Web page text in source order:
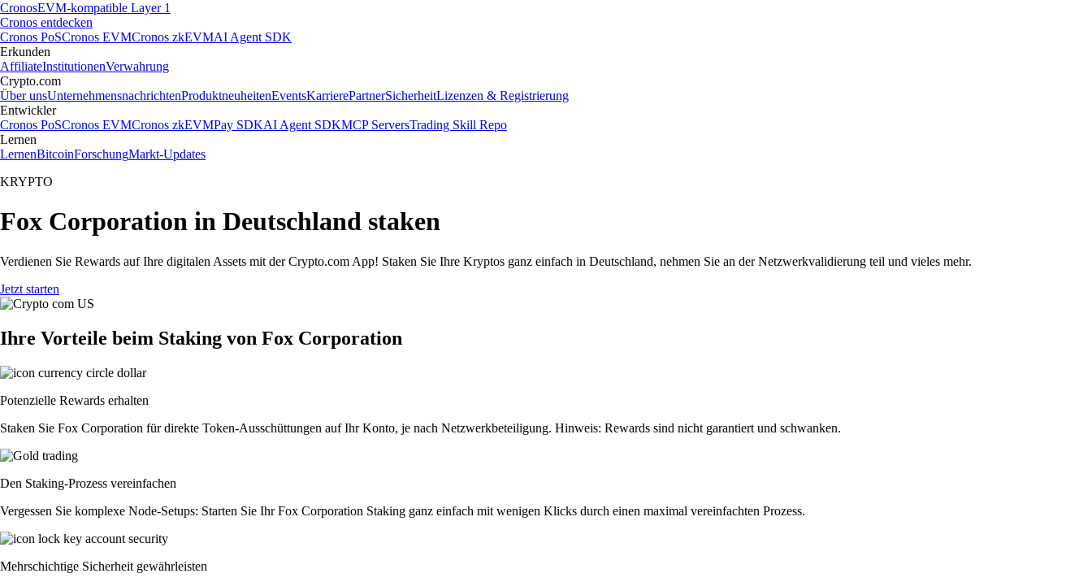
CronosEVM-kompatible Layer 1
Cronos entdecken
Cronos PoSCronos EVMCronos zkEVMAI Agent SDK
Erkunden
AffiliateInstitutionenVerwahrung
Crypto.com
Über unsUnternehmensnachrichtenProduktneuheitenEventsKarrierePartnerSicherheitLizenzen & Registrierung
Entwickler
Cronos PoSCronos EVMCronos zkEVMPay SDKAI Agent SDKMCP ServersTrading Skill Repo
Lernen
LernenBitcoinForschungMarkt-Updates
KRYPTO
Fox Corporation in Deutschland staken
Verdienen Sie Rewards auf Ihre digitalen Assets mit der Crypto.com App! Staken Sie Ihre Kryptos ganz einfach in Deutschland, nehmen Sie an der Netzwerkvalidierung teil und vieles mehr.
Jetzt starten
Ihre Vorteile beim Staking von Fox Corporation
Potenzielle Rewards erhalten
Staken Sie Fox Corporation für direkte Token-Ausschüttungen auf Ihr Konto, je nach Netzwerkbeteiligung. Hinweis: Rewards sind nicht garantiert und schwanken.
Den Staking-Prozess vereinfachen
Vergessen Sie komplexe Node-Setups: Starten Sie Ihr Fox Corporation Staking ganz einfach mit wenigen Klicks durch einen maximal vereinfachten Prozess.
Mehrschichtige Sicherheit gewährleisten